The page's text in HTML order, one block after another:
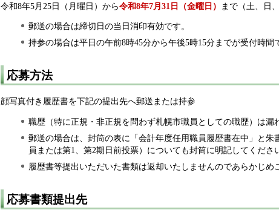
令和8年5月25日（月曜日）から令和8年7月31日（金曜日） まで（土、日
郵送の場合は締切日の当日消印有効です。
持参の場合は平日の午前8時45分から午後5時15分までが受付時間
応募方法
顔写真付き履歴書を下記の提出先へ郵送または持参
職歴（特に正規・非正規を問わず札幌市職員としての職歴）は漏
郵送の場合は、封筒の表に「会計年度任用職員履歴書在中」と朱
員または第1、第2期日前投票）についても封筒に明記してくださ
履歴書等提出いただいた書類は返却いたしませんのであらかじめ
応募書類提出先